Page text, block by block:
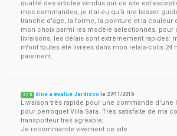
qualité des articles vendus sur ce site est
mes commandes, je n'ai eu qu'à me laisser
tranche d'age, la forme, la pointure et la couleur
mon choix parmi les modèle selectionnés. pour
livraisons, les délais sont extrèmement rapides:
m'ont toutes été livrées dans mon relais-colis 24
paiement.
5 / 5 dine a évalué Jardizoo le 27/11/2016
Livraison très rapide pour une commande d'une
pour perroquet Villa Sara. Très satisfaite de ma
transporteur très agréable;
Je recommande vivement ce site